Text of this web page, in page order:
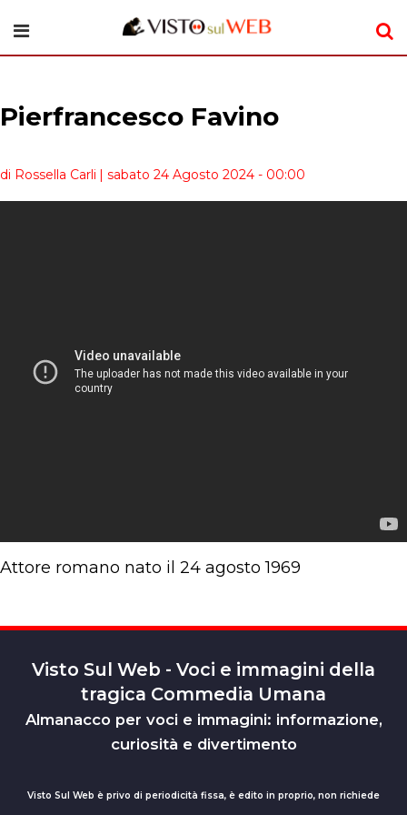
Pierfrancesco Favino
di Rossella Carli | sabato 24 Agosto 2024 - 00:00
Attore romano nato il 24 agosto 1969
Visto Sul Web - Voci e immagini della
tragica Commedia Umana
Almanacco per voci e immagini: informazione,
curiosità e divertimento
Visto Sul Web è privo di periodicità fissa, è edito in proprio, non richiede